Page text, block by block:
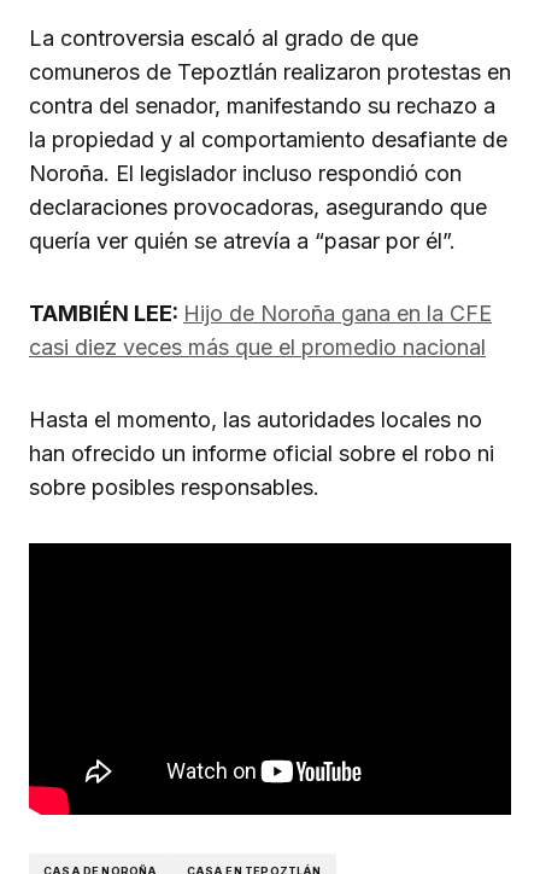
La controversia escaló al grado de que
comuneros de Tepoztlán realizaron protestas en
contra del senador, manifestando su rechazo a
la propiedad y al comportamiento desafiante de
Noroña. El legislador incluso respondió con
declaraciones provocadoras, asegurando que
quería ver quién se atrevía a “pasar por él”.
TAMBIÉN LEE: Hijo de Noroña gana en la CFE
casi diez veces más que el promedio nacional
Hasta el momento, las autoridades locales no
han ofrecido un informe oficial sobre el robo ni
sobre posibles responsables.
CASA DE NOROÑA CASA EN TEPOZTLÁN